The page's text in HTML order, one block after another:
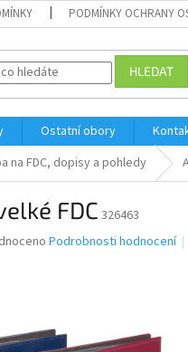
PODMÍNKY OCHRANY
HLEDAT
Ostatní obory
na FDC, dopisy a pohledy
FDC326463
Podrobnosti hodnocení